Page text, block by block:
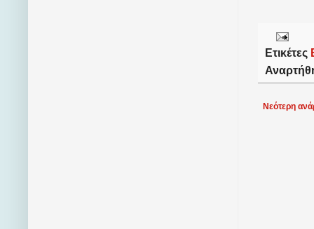
Ετικέτες
Νεότερη